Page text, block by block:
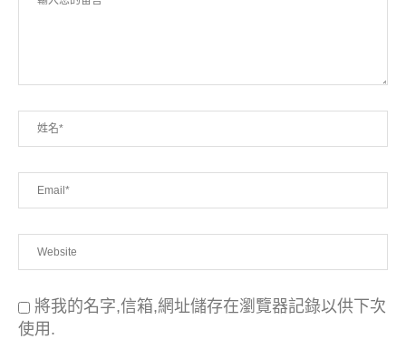
將我的名字,信箱,網址儲存在瀏覽器記錄以供下次
使用.